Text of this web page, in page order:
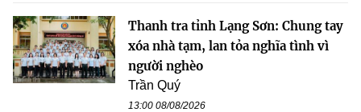
Thanh tra tỉnh Lạng Sơn: Chung tay
xóa nhà tạm, lan tỏa nghĩa tình vì
người nghèo
Trần Quý
13:00 08/08/2026